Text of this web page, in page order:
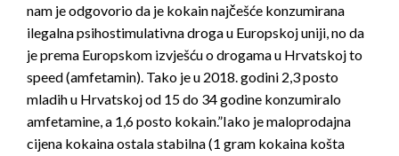
nam je odgovorio da je kokain najčešće konzumirana
ilegalna psihostimulativna droga u Europskoj uniji, no da
je prema Europskom izvješću o drogama u Hrvatskoj to
speed (amfetamin). Tako je u 2018. godini 2,3 posto
mladih u Hrvatskoj od 15 do 34 godine konzumiralo
amfetamine, a 1,6 posto kokain.”Iako je maloprodajna
cijena kokaina ostala stabilna (1 gram kokaina košta